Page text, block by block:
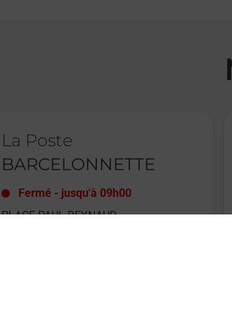
La Poste
BARCELONNETTE
Fermé - jusqu'à 09h00
PLACE PAUL REYNAUD